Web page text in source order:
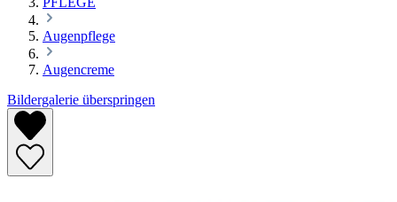
Augenpflege
Augencreme
Bildergalerie überspringen